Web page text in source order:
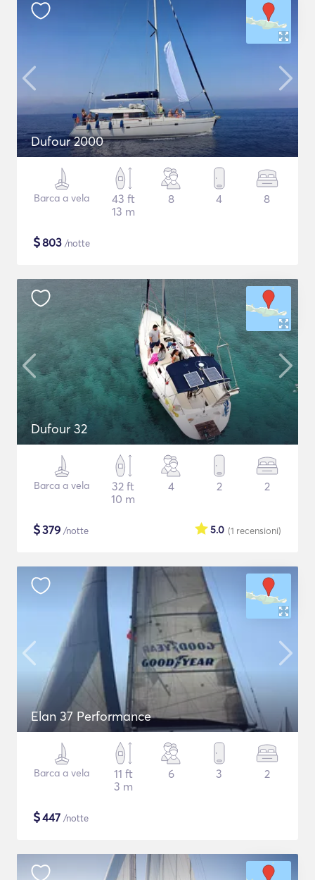
Dufour 2000
Barca a vela
43 ft
13 m
8 4 8
$803 /notte
Dufour 32
Barca a vela
32 ft
10 m
4 2 2
$379 /notte (1 recensioni)
5.0
Elan 37 Performance
Barca a vela
11 ft
3 m
6 3 2
$447 /notte